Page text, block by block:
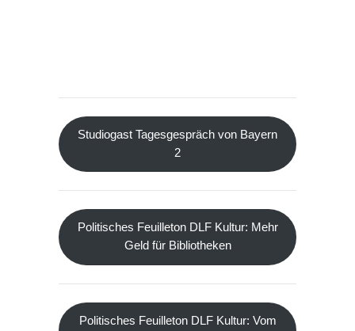
Studiogast Tagesgespräch von Bayern
2
Politisches Feuilleton DLF Kultur: Mehr
Geld für Bibliotheken
Politisches Feuilleton DLF Kultur: Vom